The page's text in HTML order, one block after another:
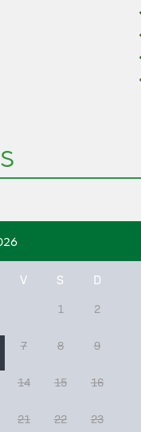
V S D
1 2
7 8 9
14 15 16
21 22 23